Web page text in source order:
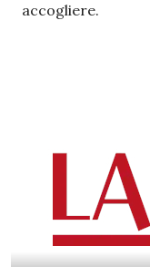
accogliere.